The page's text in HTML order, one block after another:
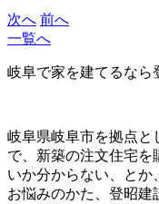
次へ 前へ
一覧へ
岐阜で家を建てるなら
岐阜県岐阜市を拠点と
で、新築の注文住宅を
いか分からない、とか
お悩みのかた、登昭建